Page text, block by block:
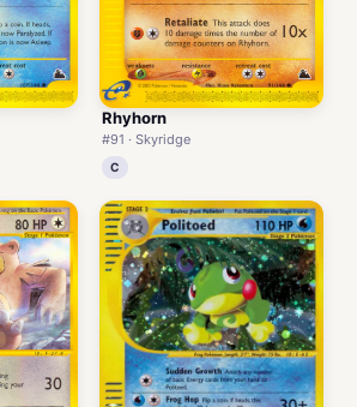
Rhyhorn
#91 · Skyridge
C